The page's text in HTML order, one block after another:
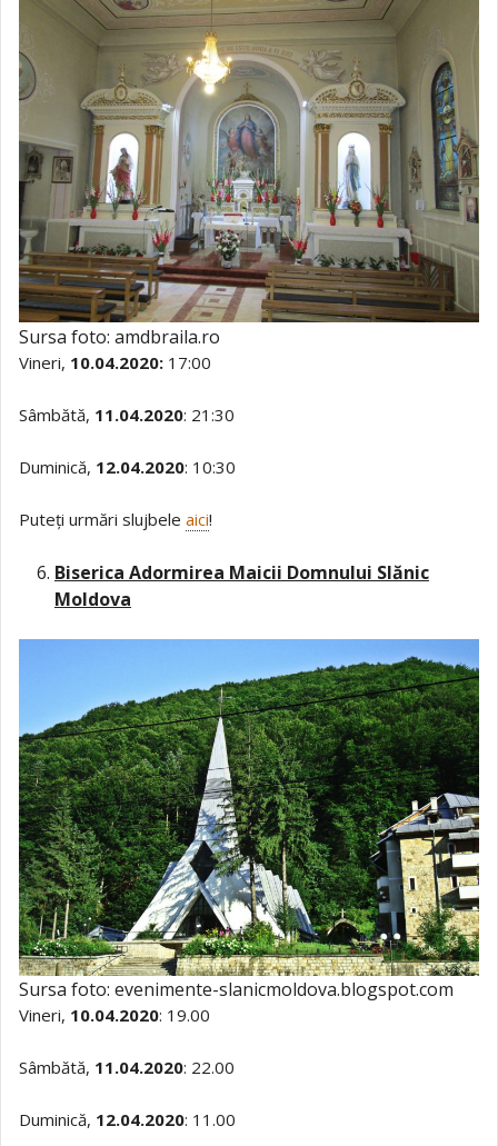
Sursa foto: amdbraila.ro
Vineri, 10.04.2020: 17:00
Sâmbătă, 11.04.2020: 21:30
Duminică, 12.04.2020: 10:30
Puteți urmări slujbele aici!
Biserica Adormirea Maicii Domnului Slănic
Moldova
Sursa foto: evenimente-slanicmoldova.blogspot.com
Vineri, 10.04.2020: 19.00
Sâmbătă, 11.04.2020: 22.00
Duminică, 12.04.2020: 11.00